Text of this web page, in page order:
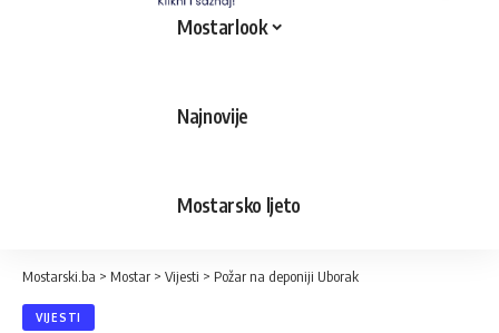
Mostarlook
Najnovije
Mostarsko ljeto
Mostarski.ba > Mostar > Vijesti > Požar na deponiji Uborak
VIJESTI